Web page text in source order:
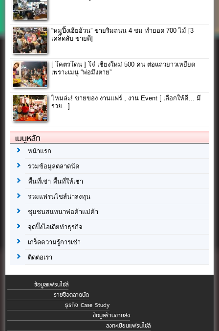
“หมูปิ้งเฮียอ้วน” ขายริมถนน 4 ชม ทำยอด 700 ไม้ [3
เคล็ดลับ ขายดี]
[ โคตรโดน ] โจ๋ เชียงใหม่ 500 คน ต่อแถวยาวเหยียด
เพราะเมนู “พ่อมึงตาย”
ไหมล่ะ! ขายของ งานแฟร์ , งาน Event [ เลือกให้ดี… มี
รวย.. ]
เมนูหลัก
หน้าแรก
รวมข้อมูลตลาดนัด
พื้นที่เช่า พื้นที่ให้เช่า
รวมแฟรนไชส์น่าลงทุน
ชุมชนสนทนาพ่อค้าแม่ค้า
จุดปิ๊งไอเดียทำธุรกิจ
เกร็ดความรู้การเช่า
ติดต่อเรา
ข้อมูลแฟรนไชส์
รายชื่อตลาดนัด
ธุรกิจ Case Study
ข้อมูลร้านขายส่ง
ลงทะเบียนแฟรนไชส์